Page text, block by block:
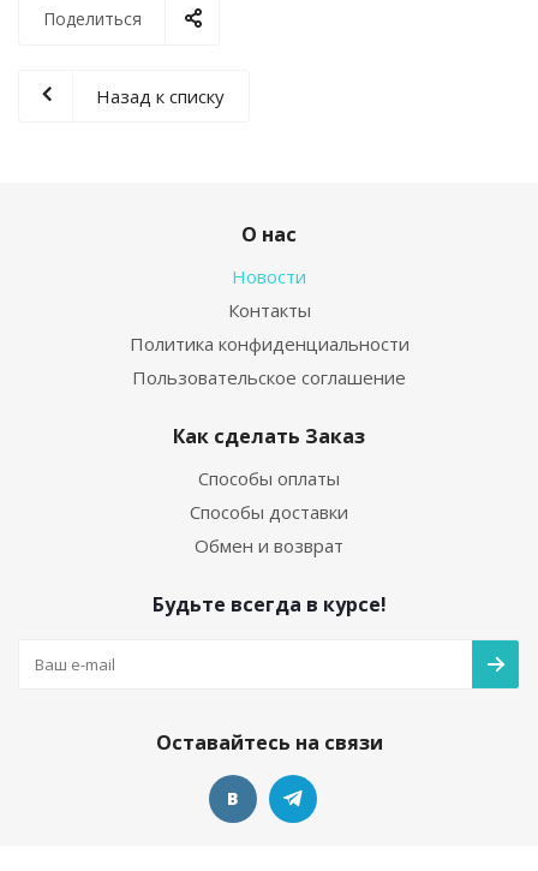
Поделиться
Назад к списку
О нас
Новости
Контакты
Политика конфиденциальности
Пользовательское соглашение
Как сделать Заказ
Способы оплаты
Способы доставки
Обмен и возврат
Будьте всегда в курсе!
Оставайтесь на связи